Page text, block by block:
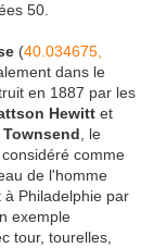
50.
(40.034675,
dans le
en 1887 par les
Hewitt et
, le
comme
de l'homme
à Philadelphie par
exemple
tour, tourelles,